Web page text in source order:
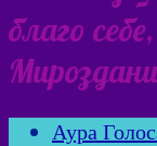
благо
Аура